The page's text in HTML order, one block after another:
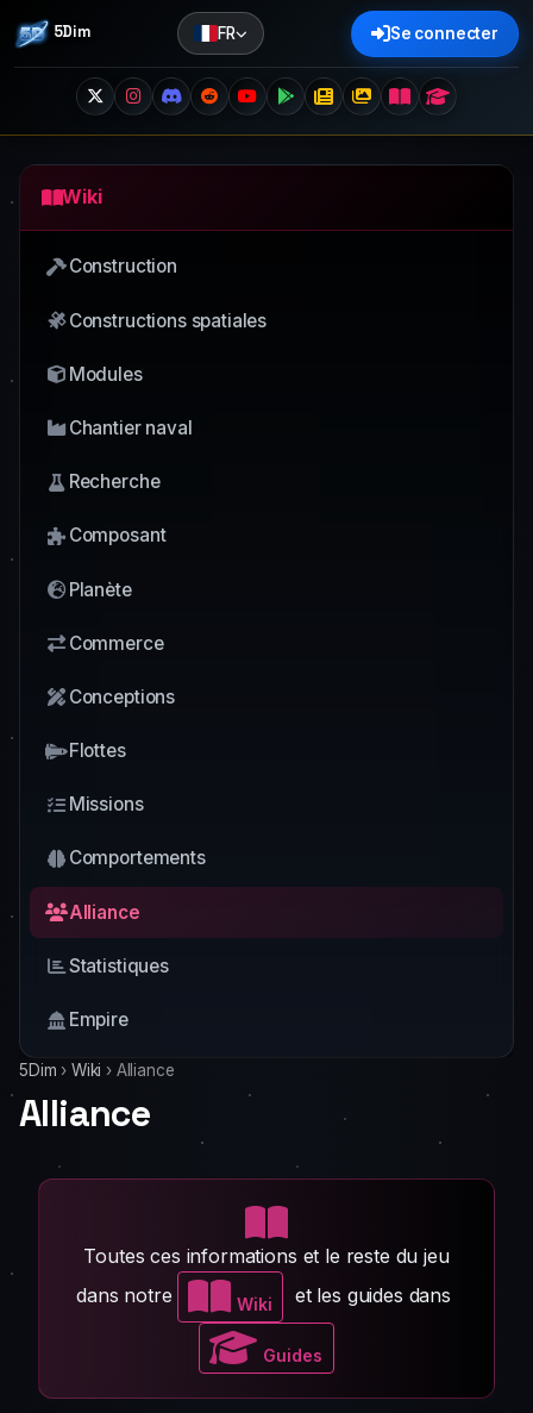
5Dim FR Se connecter
Wiki
Construction
Constructions spatiales
Modules
Chantier naval
Recherche
Composant
Planète
Commerce
Conceptions
Flottes
Missions
Comportements
Alliance
Statistiques
Empire
5Dim › Wiki › Alliance
Alliance
Toutes ces informations et le reste du jeu
dans notre
Wiki et les guides dans
Guides